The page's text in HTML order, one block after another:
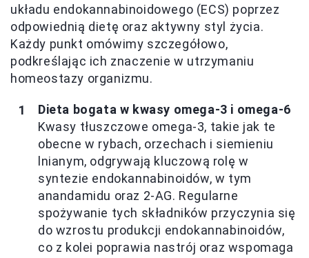
układu endokannabinoidowego (ECS) poprzez
odpowiednią dietę oraz aktywny styl życia.
Każdy punkt omówimy szczegółowo,
podkreślając ich znaczenie w utrzymaniu
homeostazy organizmu.
Dieta bogata w kwasy omega-3 i omega-6
Kwasy tłuszczowe omega-3, takie jak te
obecne w rybach, orzechach i siemieniu
lnianym, odgrywają kluczową rolę w
syntezie endokannabinoidów, w tym
anandamidu oraz 2-AG. Regularne
spożywanie tych składników przyczynia się
do wzrostu produkcji endokannabinoidów,
co z kolei poprawia nastrój oraz wspomaga